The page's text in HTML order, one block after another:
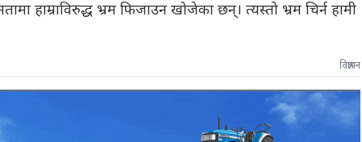
हाम्राविरुद्ध भ्रम फिजाउन खोजेका छन्। त्यस्तो भ्रम चिर्न हामी
विज्ञापन